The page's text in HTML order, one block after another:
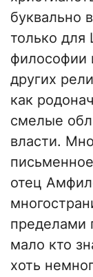
буквально
только для
философии
других
как
смелые
власти.
отец
пределами
мало кто
хоть